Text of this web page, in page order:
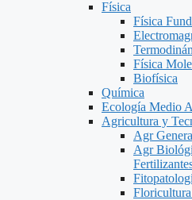
Física
Física
Física
Biofísica
Química
Ecología Medio
Agricultura y
Agr
Agr